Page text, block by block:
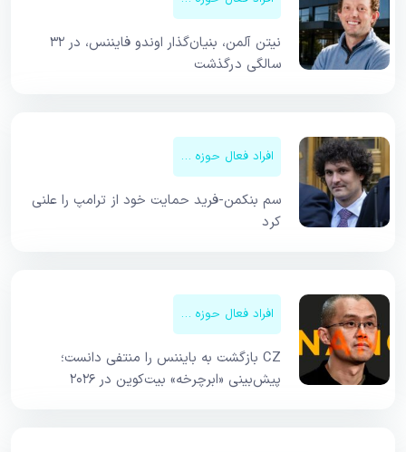
نیتن آلمن، بنیان‌گذار اوندو فایننس، در ۳۲
سالگی درگذشت
افراد فعال حوزه کریپتو
سم بنکمن-فرید حمایت خود از ترامپ را علنی
کرد
افراد فعال حوزه کریپتو
CZ بازگشت به بایننس را منتفی دانست؛
پیش‌بینی «ابرچرخه» بیت‌کوین در ۲۰۲۶